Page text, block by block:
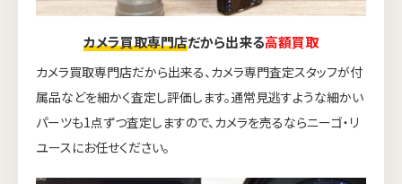
カメラ買取専門店だから出来る高額買取
カメラ買取専門店だから出来る、カメラ専門査定スタッフが付
属品などを細かく査定し評価します。通常見逃すような細かい
パーツも1点ずつ査定しますので、カメラを売るならニーゴ・リ
ユースにお任せください。